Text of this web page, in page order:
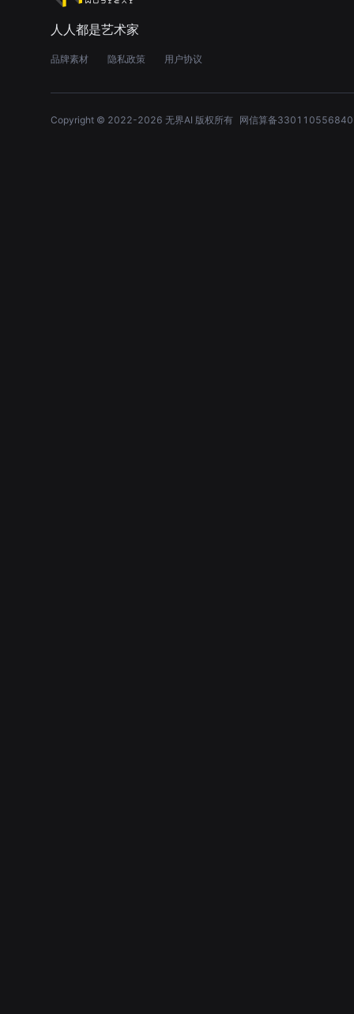
人人都是艺术家
品牌素材 隐私政策 用户协议
Copyright © 2022-2026 无界AI 版权所有 网信算备